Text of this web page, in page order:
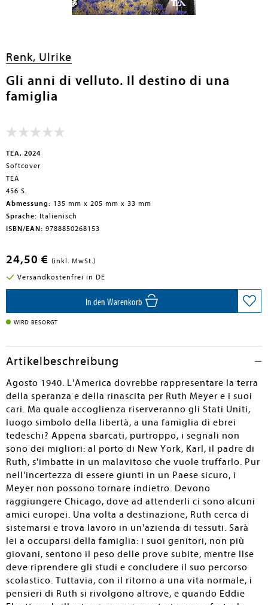
Renk, Ulrike
Gli anni di velluto. Il destino di una
famiglia
TEA, 2024
Softcover
TEA
456 S.
Abmessung: 135 mm x 205 mm x 33 mm
Sprache: Italienisch
ISBN/EAN: 9788850268153
24,50 € (inkl. MwSt.)
Versandkostenfrei in DE
In den Warenkorb
WIRD BESORGT
Artikelbeschreibung
Agosto 1940. L'America dovrebbe rappresentare la terra
della speranza e della rinascita per Ruth Meyer e i suoi
cari. Ma quale accoglienza riserveranno gli Stati Uniti,
luogo simbolo della libertà, a una famiglia di ebrei
tedeschi? Appena sbarcati, purtroppo, i segnali non
sono dei migliori: al porto di New York, Karl, il padre di
Ruth, s'imbatte in un malavitoso che vuole truffarlo. Pur
nell'incertezza di essere giunti in un Paese sicuro, i
Meyer non possono tornare indietro. Devono
raggiungere Chicago, dove ad attenderli ci sono alcuni
amici europei. Una volta a destinazione, Ruth cerca di
sistemarsi e trova lavoro in un'azienda di tessuti. Sarà
lei a occuparsi della famiglia: i suoi genitori, non più
giovani, sentono il peso delle prove subite, mentre Ilse
deve riprendere gli studi e concludere il suo percorso
scolastico. Tuttavia, con il ritorno a una vita normale, i
pensieri di Ruth si rivolgono altrove, e quando Eddie